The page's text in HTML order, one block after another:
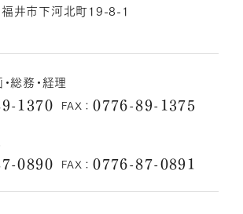
井市下河北町19-8-1
総務・経理
1370 FAX：0776-89-1375
0890 FAX：0776-87-0891